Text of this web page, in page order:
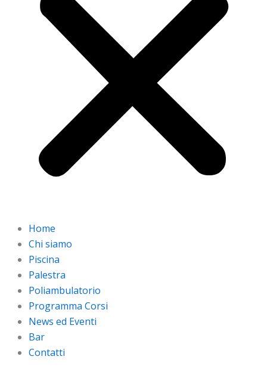
Home
Chi siamo
Piscina
Palestra
Poliambulatorio
Programma Corsi
News ed Eventi
Bar
Contatti